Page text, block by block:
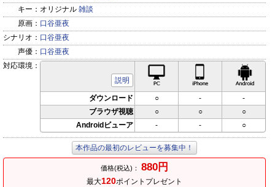
キー： オリジナル 雑談
原画： 口谷亜夜
シナリオ： 口谷亜夜
声優： 口谷亜夜
対応環境：
説明
iPhone対応
ダウンロード ○ -
-
ブラウザ視聴
○ ○
○
Androidビューア
- - ○
本作品の最初のレビューを募集中！
価格(税込)： 880円
最大120ポイントプレゼント